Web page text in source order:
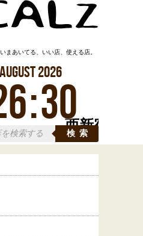
西新宿
まあいてる、いい店、使える店。
August2026
:31
検索